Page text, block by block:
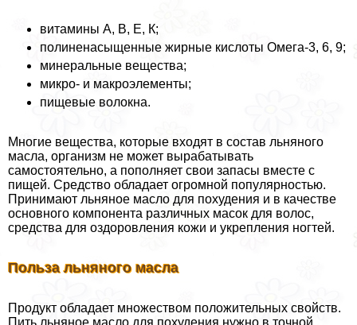
витамины А, В, Е, К;
полиненасыщенные жирные кислоты Омега-3, 6, 9;
минеральные вещества;
микро- и макроэлементы;
пищевые волокна.
Многие вещества, которые входят в состав льняного
масла, организм не может выpaбатывать
самостоятельно, а пополняет свои запасы вместе с
пищей. Средство обладает огромной популярностью.
Принимают льняное масло для похудения и в качестве
основного компонента различных масок для волос,
средства для оздоровления кожи и укрепления ногтей.
Польза льняного масла
Продукт обладает множеством положительных свойств.